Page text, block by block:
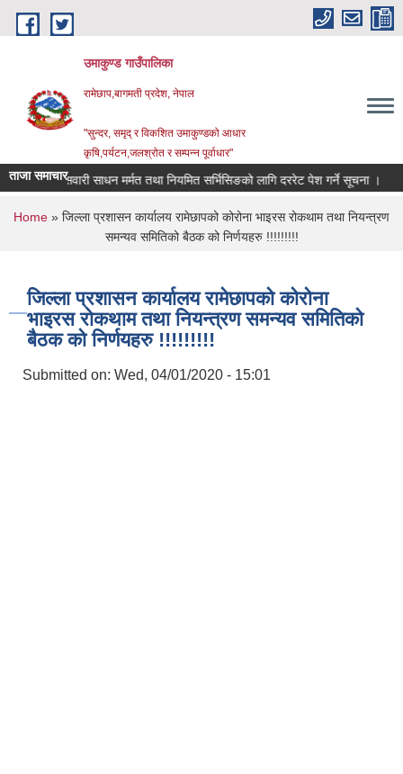
Skip to main content
उमाकुण्ड गाउँपालिका
रामेछाप,बागमती प्रदेश, नेपाल
"सुन्दर, समृद् र विकशित उमाकुण्डको आधार
कृषि,पर्यटन,जलश्रोत र सम्पन्न पूर्वाधार"
ताजा समाचार
सवारी साधन मर्मत तथा नियमित सर्भिसिङको लागि दररेट पेश गर्ने सूचना ।
You are here
Home » जिल्ला प्रशासन कार्यालय रामेछापको कोरोना भाइरस रोकथाम तथा नियन्त्रण
समन्यव समितिको बैठक को निर्णयहरु !!!!!!!!!
जिल्ला प्रशासन कार्यालय रामेछापको कोरोना
भाइरस रोकथाम तथा नियन्त्रण समन्यव समितिको
बैठक को निर्णयहरु !!!!!!!!!
Submitted on: Wed, 04/01/2020 - 15:01